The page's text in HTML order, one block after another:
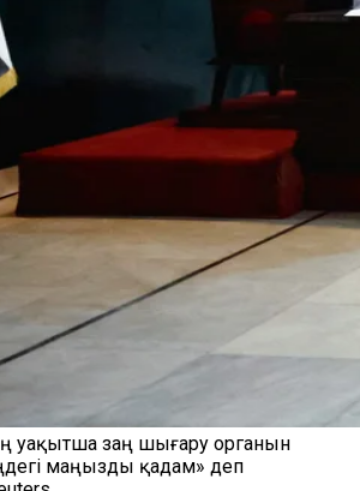
уақытша заң шығару органын
маңызды қадам» деп